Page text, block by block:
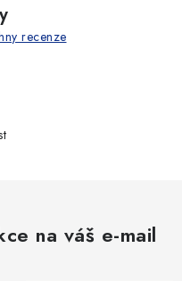
recenze
na váš e-mail